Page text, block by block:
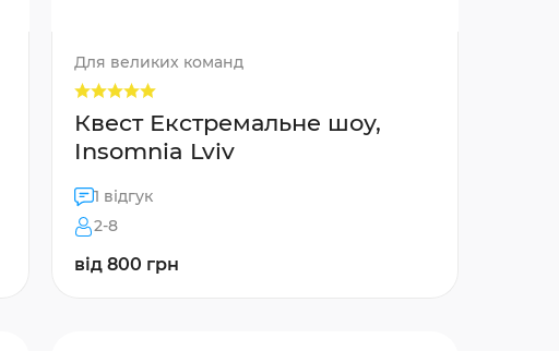
Для великих команд
Квест Екстремальне шоу,
Insomnia Lviv
1 відгук
2-8
від 800 грн